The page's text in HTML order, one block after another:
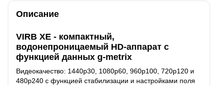
Описание
VIRB XE - компактный,
водонепроницаемый HD-аппарат с
функцией данных g-metrix
Видеокачество: 1440p30, 1080p60, 960p100, 720p120 и
480p240 с функцией стабилизации и настройками поля